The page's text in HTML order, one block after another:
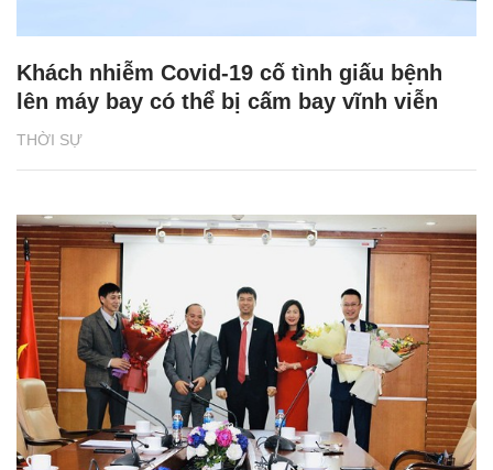
THỜI SỰ
Khách nhiễm Covid-19 cố tình giấu bệnh
lên máy bay có thể bị cấm bay vĩnh viễn